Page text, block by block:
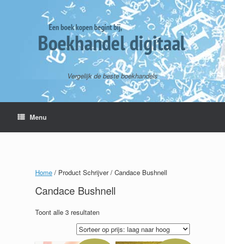
Vergelijk de beste boekhandels
Menu
Home / Product Schrijver / Candace Bushnell
Candace Bushnell
Toont alle 3 resultaten